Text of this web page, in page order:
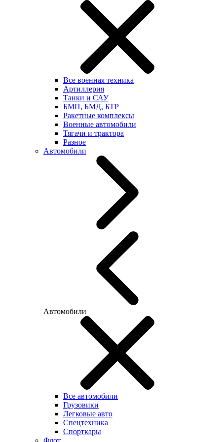
Все военная техника
Артиллерия
Танки и САУ
БМП, БМД, БТР
Ракетные комплексы
Военные автомобили
Тягачи и трактора
Разное
Автомобили
Автомобили
Все автомобили
Грузовики
Легковые авто
Спецтехника
Спорткары
Флот